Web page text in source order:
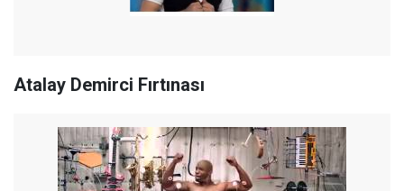
Atalay Demirci Fırtınası